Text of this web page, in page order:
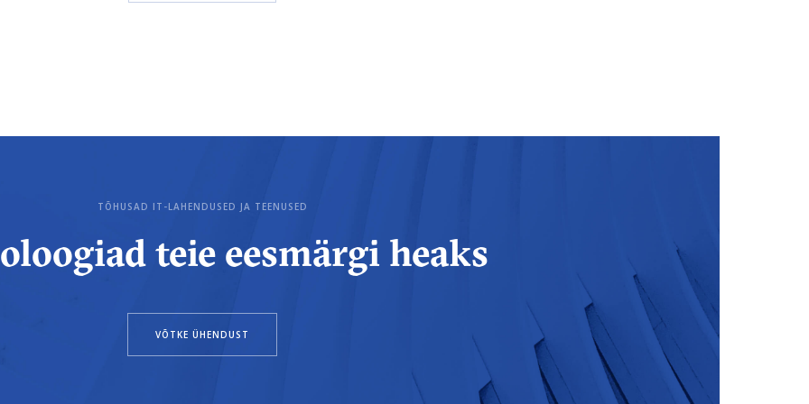
TÕHUSAD IT-LAHENDUSED JA TEENUSED
teie eesmärgi heaks
VÕTKE ÜHENDUST